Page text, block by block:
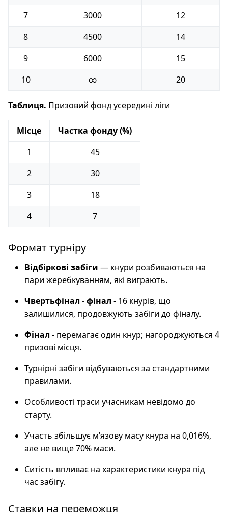
7
3000
12
8
4500
14
9
6000
15
10
∞ 20
Таблиця. Призовий фонд усередині ліги
Місце
Частка фонду (%)
1
45
2
30
3
18
4
7
Формат турніру
Відбіркові забіги — кнури розбиваються на
пари жеребкуванням, які виграють.
Чвертьфінал - фінал - 16 кнурів, що
залишилися, продовжують забіги до фіналу.
Фінал - перемагає один кнур; нагороджуються 4
призові місця.
Турнірні забіги відбуваються за стандартними
правилами.
Особливості траси учасникам невідомо до
старту.
Участь збільшує м’язову масу кнура на 0,016%,
але не вище 70% маси.
Ситість впливає на характеристики кнура під
час забігу.
Ставки на переможця